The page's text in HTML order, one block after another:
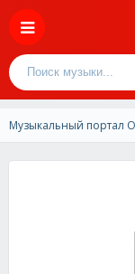
Музыкальный портал